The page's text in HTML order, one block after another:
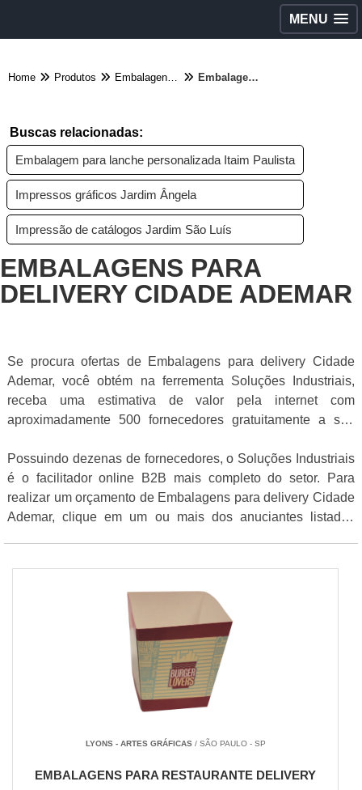
MENU
Home Produtos Embalagens diversas - Categoria Embalagens para delivery Cidade Ademar
Buscas relacionadas:
Embalagem para lanche personalizada Itaim Paulista
Impressos gráficos Jardim Ângela
Impressão de catálogos Jardim São Luís
EMBALAGENS PARA
DELIVERY CIDADE ADEMAR
Se procura ofertas de Embalagens para delivery Cidade
Ademar, você obtém na ferrementa Soluções Industriais,
receba uma estimativa de valor pela internet com
aproximadamente 500 fornecedores gratuitamente a sua
Possuindo dezenas de fornecedores, o Soluções Industriais
é o facilitador online B2B mais completo do setor. Para
realizar um orçamento de Embalagens para delivery Cidade
Ademar, clique em um ou mais dos anuciantes listados
LYONS - ARTES GRÁFICAS/ SÃO PAULO - SP
EMBALAGENS PARA RESTAURANTE DELIVERY